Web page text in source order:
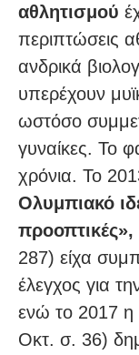
αθλητισμού
περιπτώσεις
ανδρικά
υπερέχουν
ωστόσο
γυναίκες. Το
χρόνια. Το
Ολυμπιακό
προοπτικές»,
287) είχα
έλεγχος για
ενώ το 2017 η
Οκτ. σ. 36)